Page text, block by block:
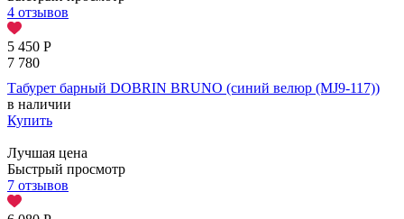
4 отзывов
5 450 Р
7 780
Табурет барный DOBRIN BRUNO (синий велюр (MJ9-117))
в наличии
Купить
Лучшая цена
Быстрый просмотр
7 отзывов